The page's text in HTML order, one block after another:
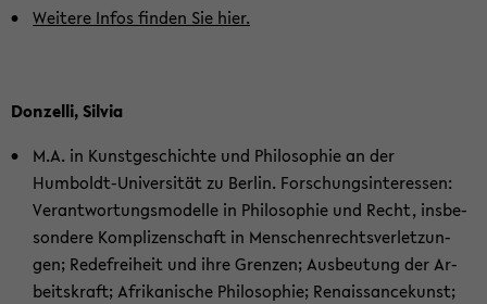
Wei­te­re Infos fin­den Sie hier.
Don­zel­li, Sil­via
M.A. in Kunst­ge­schich­te und Phi­lo­so­phie an der
Humboldt-​Universität zu Ber­lin. For­schungs­in­ter­es­sen:
Ver­ant­wor­tungs­mo­del­le in Phi­lo­so­phie und Recht, ins­be­
son­de­re Kom­pli­zen­schaft in Men­schen­rechts­ver­let­zun­
gen; Re­de­frei­heit und ihre Gren­zen; Aus­beu­tung der Ar­
beits­kraft; Afri­ka­ni­sche Phi­lo­so­phie; Re­nais­sance­kunst;